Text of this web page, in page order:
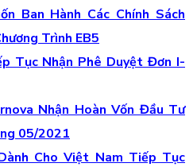
Ban Hành Các Chính Sách
Trình EB5
Tục Nhận Phê Duyệt Đơn I-
Nhận Hoàn Vốn Đầu Tư
05/2021
Cho Việt Nam Tiếp Tục